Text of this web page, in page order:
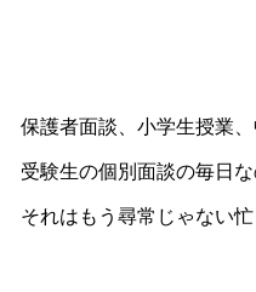
保護者面談、小学生授業、
受験生の個別面談の毎日
それはもう尋常じゃない